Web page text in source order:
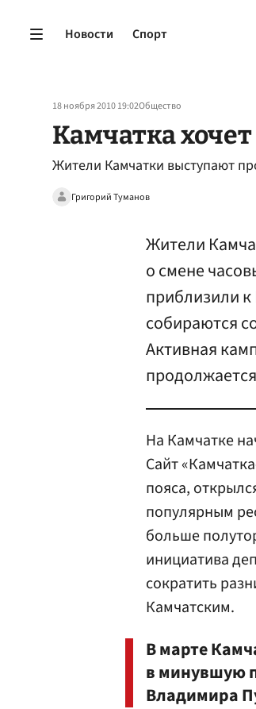
Новости Спорт
18 ноября 2010 19:02Общество
Камчатка
Жители Камчатки выступают
Григорий Туманов
Жители
о смене
приблизили к
собираются
Активная
На Камчатке
Сайт
пояса,
популярным
больше
инициатива
сократить
Камчатским.
В марте
в минувшую
Владимира